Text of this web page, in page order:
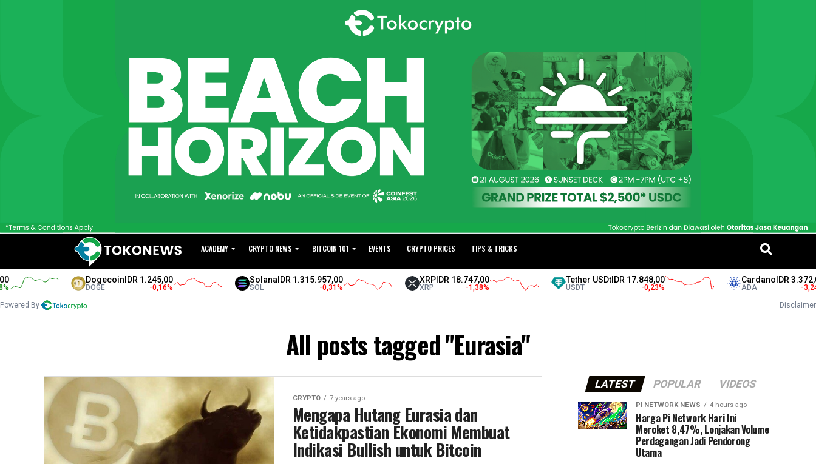
ACADEMY CRYPTO NEWS BITCOIN 101 EVENTS CRYPTO PRICES TIPS & TRICKS
DogecoinIDR 1.245,00
DOGE -0,16%
Solana IDR 1.315.957,00
SOL -0,31%
XRPIDR 18.747,00
XRP -1,38%
Tether USDtIDR 17.848,00
USDT -0,23%
CardanoIDR 3.372,00
ADA -3,24%
Powered By Disclaimer
All posts tagged "Eurasia"
CRYPTO 7 years ago
Mengapa Hutang Eurasia dan
Ketidakpastian Ekonomi Membuat
Indikasi Bullish untuk Bitcoin
LATEST POPULAR VIDEOS
PI NETWORK NEWS 4 hours ago
Harga Pi Network Hari Ini
Meroket 8,47%, Lonjakan Volume
Perdagangan Jadi Pendorong
Utama